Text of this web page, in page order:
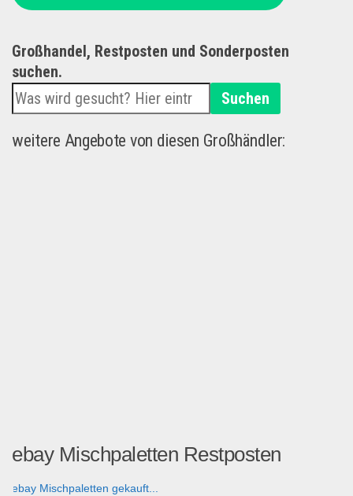
Großhandel, Restposten und Sonderposten
suchen.
Suchen
weitere Angebote von diesen Großhändler:
ebay Mischpaletten Restposten
ebay Mischpaletten gekauft...